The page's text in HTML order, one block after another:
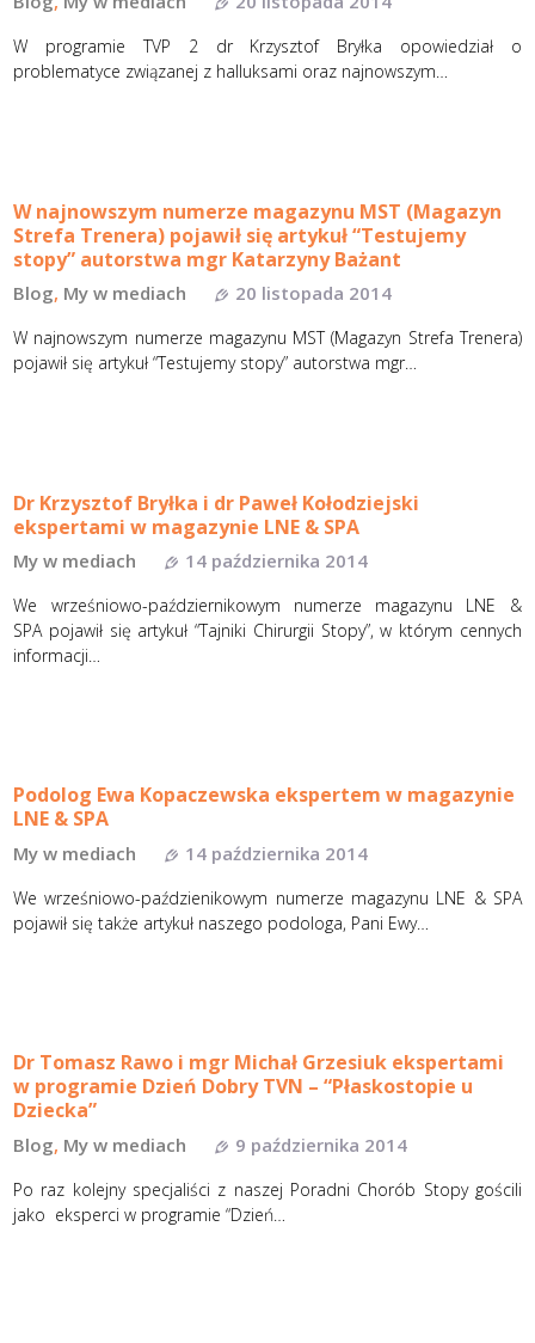
W programie TVP 2 dr Krzysztof Bryłka opowiedział o
problematyce związanej z halluksami oraz najnowszym…
W najnowszym numerze magazynu MST (Magazyn
Strefa Trenera) pojawił się artykuł “Testujemy
stopy” autorstwa mgr Katarzyny Bażant
Blog, My w mediach 20 listopada 2014
W najnowszym numerze magazynu MST (Magazyn Strefa Trenera)
pojawił się artykuł “Testujemy stopy” autorstwa mgr…
Dr Krzysztof Bryłka i dr Paweł Kołodziejski
ekspertami w magazynie LNE & SPA
My w mediach 14 października 2014
We wrześniowo-październikowym numerze magazynu LNE &
SPA pojawił się artykuł “Tajniki Chirurgii Stopy”, w którym cennych
informacji…
Podolog Ewa Kopaczewska ekspertem w magazynie
LNE & SPA
My w mediach 14 października 2014
We wrześniowo-paździenikowym numerze magazynu LNE & SPA
pojawił się także artykuł naszego podologa, Pani Ewy…
Dr Tomasz Rawo i mgr Michał Grzesiuk ekspertami
w programie Dzień Dobry TVN – “Płaskostopie u
Dziecka”
Blog, My w mediach 9 października 2014
Po raz kolejny specjaliści z naszej Poradni Chorób Stopy gościli
jako eksperci w programie “Dzień…